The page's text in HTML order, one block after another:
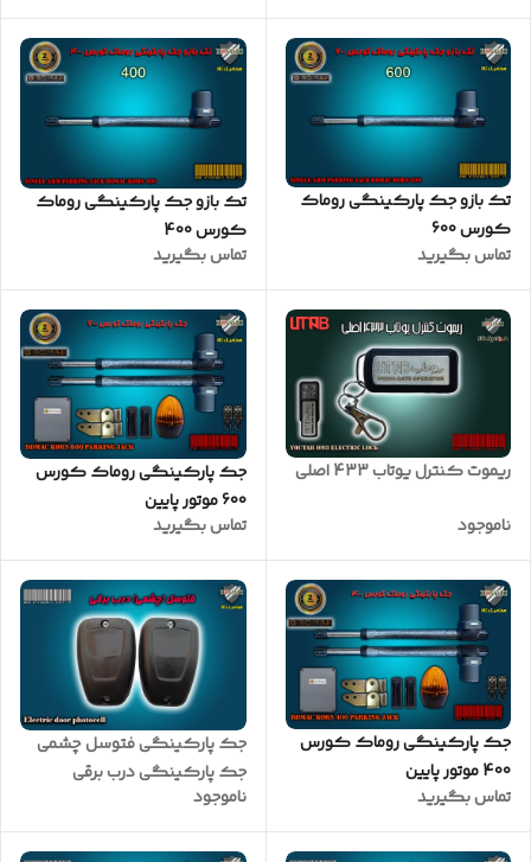
تک بازو جک پارکینگی روماک
کورس 600
تماس بگیرید
تک بازو جک پارکینگی روماک
کورس 400
تماس بگیرید
ریموت کنترل یوتاب 433 اصلی
ناموجود
جک پارکینگی روماک کورس
600 موتور پایین
تماس بگیرید
جک پارکینگی روماک کورس
400 موتور پایین
تماس بگیرید
جک پارکینگی فتوسل چشمی
جک پارکینگی درب برقی
ناموجود